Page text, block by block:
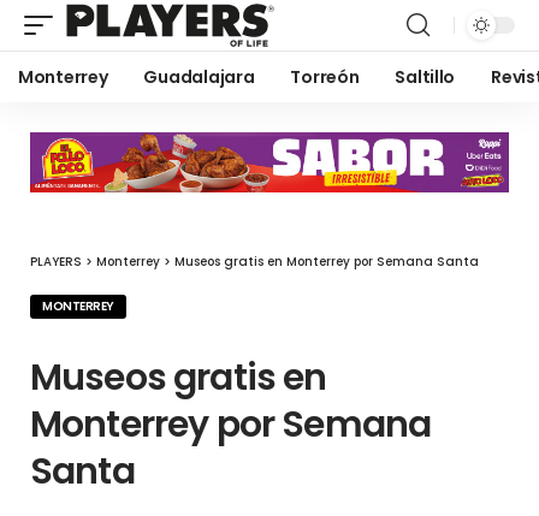
Monterrey Guadalajara Torreón Saltillo
PLAYERS > Monterrey > Museos gratis en Monterrey por Semana Santa
MONTERREY
Museos gratis en
Monterrey por Semana
Santa